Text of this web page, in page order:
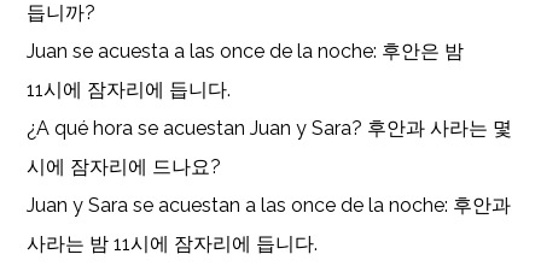
듭니까?
Juan se acuesta a las once de la noche: 후안은 밤
11시에 잠자리에 듭니다.
¿A qué hora se acuestan Juan y Sara? 후안과 사라는 몇
시에 잠자리에 드나요?
Juan y Sara se acuestan a las once de la noche: 후안과
사라는 밤 11시에 잠자리에 듭니다.